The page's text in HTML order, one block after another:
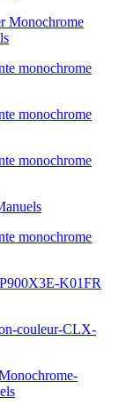
Monochrome
monochrome
monochrome
monochrome
monochrome
K01FR
couleur-CLX-